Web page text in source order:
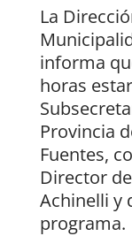
La
informa
horas
Provincia
Fuentes,
Director
Achinelli y
programa.